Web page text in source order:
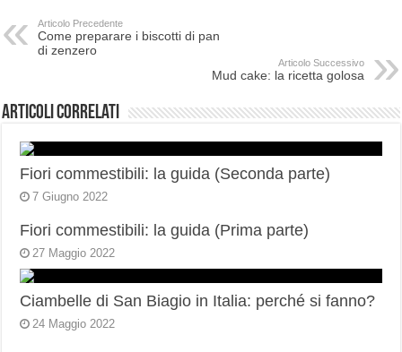
Articolo Precedente
Come preparare i biscotti di pan
di zenzero
Articolo Successivo
Mud cake: la ricetta golosa
Articoli correlati
Fiori commestibili: la guida (Seconda parte)
7 Giugno 2022
Fiori commestibili: la guida (Prima parte)
27 Maggio 2022
Ciambelle di San Biagio in Italia: perché si fanno?
24 Maggio 2022